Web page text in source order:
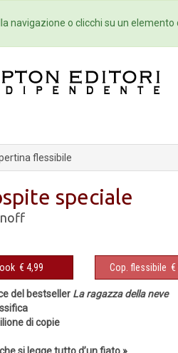
Eventi Collane
flessibile
speciale
€ 4,99 Cop. flessibile €
del bestseller La ragazza della neve
di copie
o clicchi su un elemento